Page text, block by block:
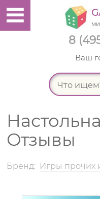
8
Ваш
Отзывы
Бренд: Игры прочих